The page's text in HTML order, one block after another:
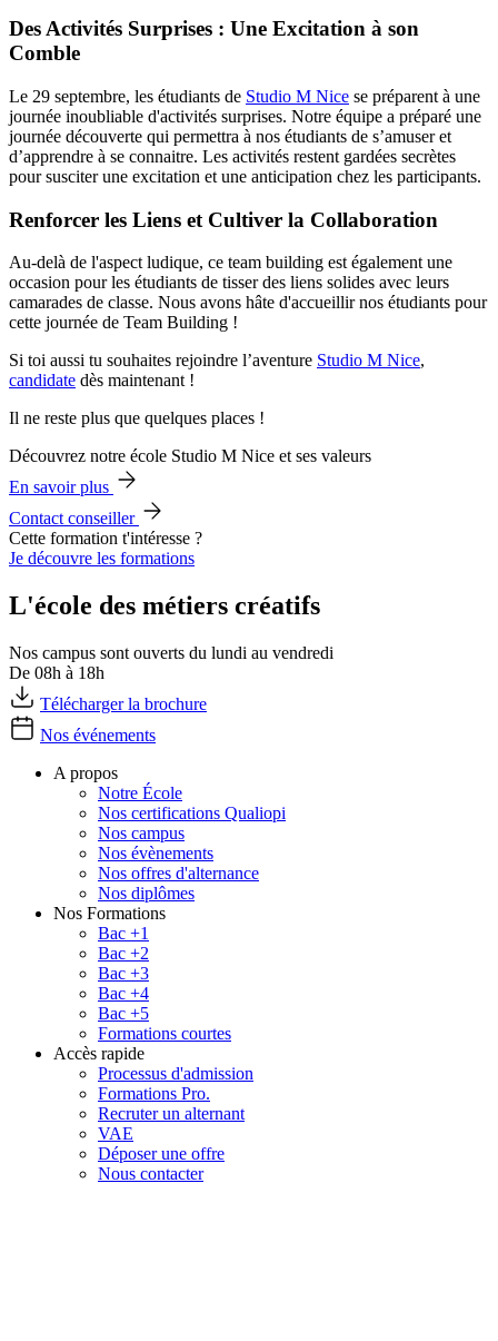
Des Activités Surprises : Une Excitation à son
Comble
Le 29 septembre, les étudiants de Studio M Nice se préparent à une
journée inoubliable d'activités surprises. Notre équipe a préparé une
journée découverte qui permettra à nos étudiants de s’amuser et
d’apprendre à se connaitre. Les activités restent gardées secrètes
pour susciter une excitation et une anticipation chez les participants.
Renforcer les Liens et Cultiver la Collaboration
Au-delà de l'aspect ludique, ce team building est également une
occasion pour les étudiants de tisser des liens solides avec leurs
camarades de classe. Nous avons hâte d'accueillir nos étudiants pour
cette journée de Team Building !
Si toi aussi tu souhaites rejoindre l’aventure Studio M Nice,
candidate dès maintenant !
Il ne reste plus que quelques places !
Découvrez notre école Studio M Nice et ses valeurs
En savoir plus
Contact conseiller
Cette formation t'intéresse ?
Je découvre les formations
L'école des métiers créatifs
Nos campus sont ouverts du lundi au vendredi
De 08h à 18h
Télécharger la brochure
Nos événements
A propos
Notre École
Nos certifications Qualiopi
Nos campus
Nos évènements
Nos offres d'alternance
Nos diplômes
Nos Formations
Bac +1
Bac +2
Bac +3
Bac +4
Bac +5
Formations courtes
Accès rapide
Processus d'admission
Formations Pro.
Recruter un alternant
VAE
Déposer une offre
Nous contacter